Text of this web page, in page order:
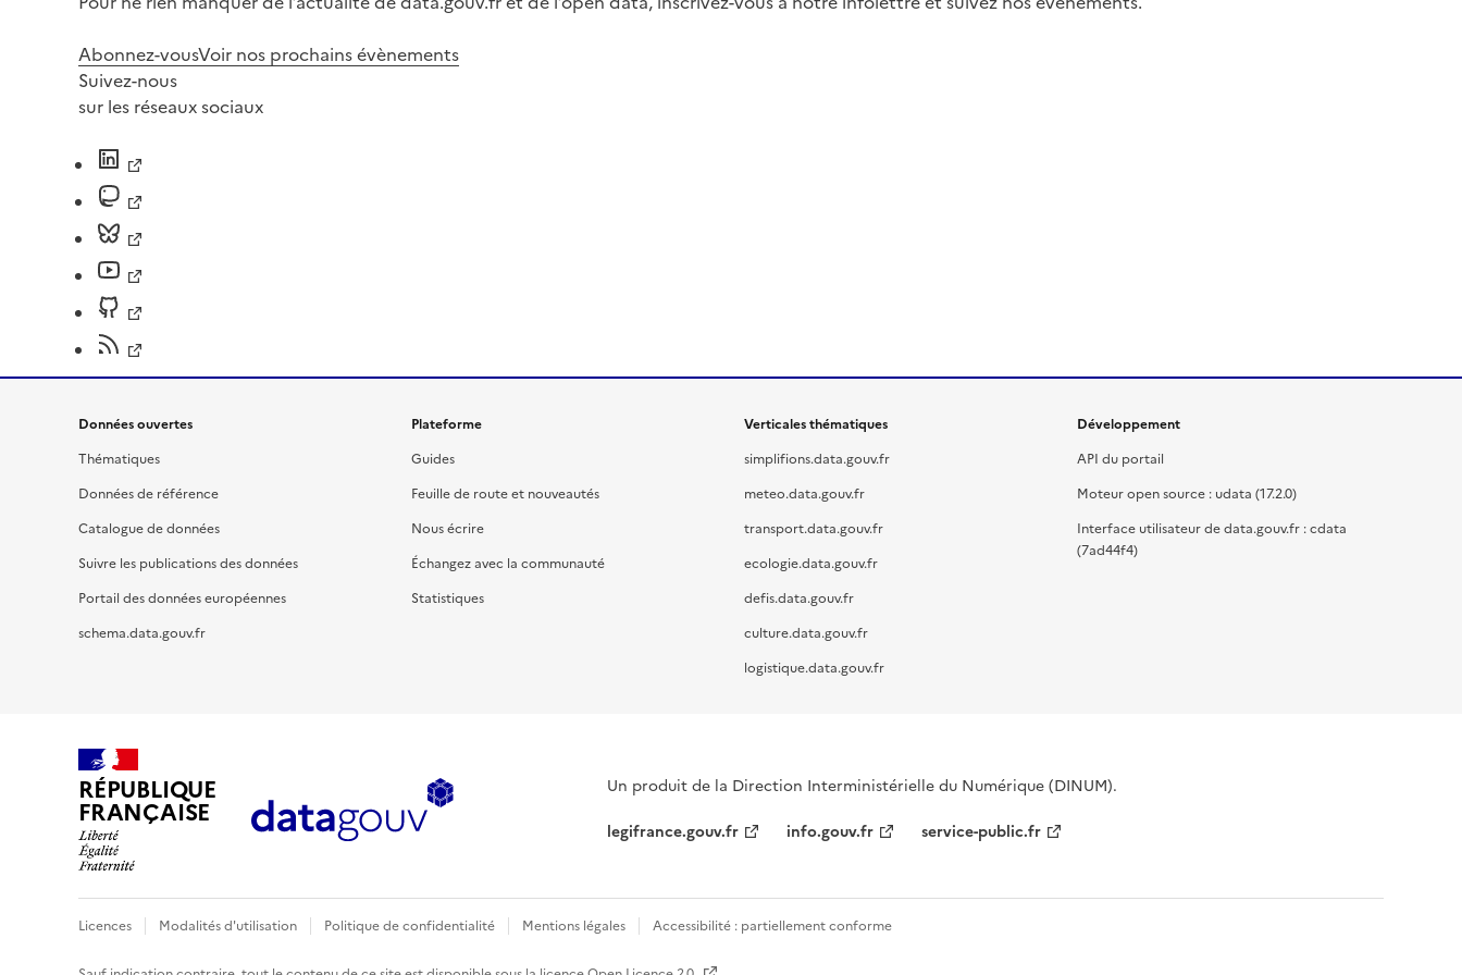
Abonnez-vousVoir nos prochains évènements
Suivez-nous
sur les réseaux sociaux
Données ouvertes
Thématiques
Données de référence
Catalogue de données
Suivre les publications des données
Portail des données européennes
schema.data.gouv.fr
Plateforme
Guides
Feuille de route et nouveautés
Nous écrire
Échangez avec la communauté
Statistiques
Verticales thématiques
simplifions.data.gouv.fr
meteo.data.gouv.fr
transport.data.gouv.fr
ecologie.data.gouv.fr
defis.data.gouv.fr
culture.data.gouv.fr
logistique.data.gouv.fr
Développement
API du portail
Moteur open source : udata (17.2.0)
Interface utilisateur de data.gouv.fr : cdata
(7ad44f4)
RÉPUBLIQUE
FRANÇAISE
Un produit de la Direction Interministérielle du Numérique (DINUM).
legifrance.gouv.fr
info.gouv.fr service-public.fr
Licences Modalités d'utilisation Politique de confidentialité Mentions légales Accessibilité : partiellement conforme